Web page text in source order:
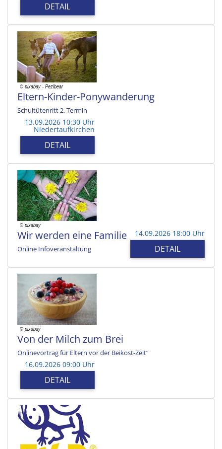
DETAIL
Eltern-Kinder-Ponywanderung
Schultütenritt 2. Termin
13.09.2026 10:30 Uhr
Niedertaufkirchen
DETAIL
Wir werden eine Familie
Online Infoveranstaltung
14.09.2026 18:00 Uhr
DETAIL
Von der Milch zum Brei
Onlinevortrag für Eltern vor der Beikost-Zeit“
16.09.2026 09:00 Uhr
DETAIL